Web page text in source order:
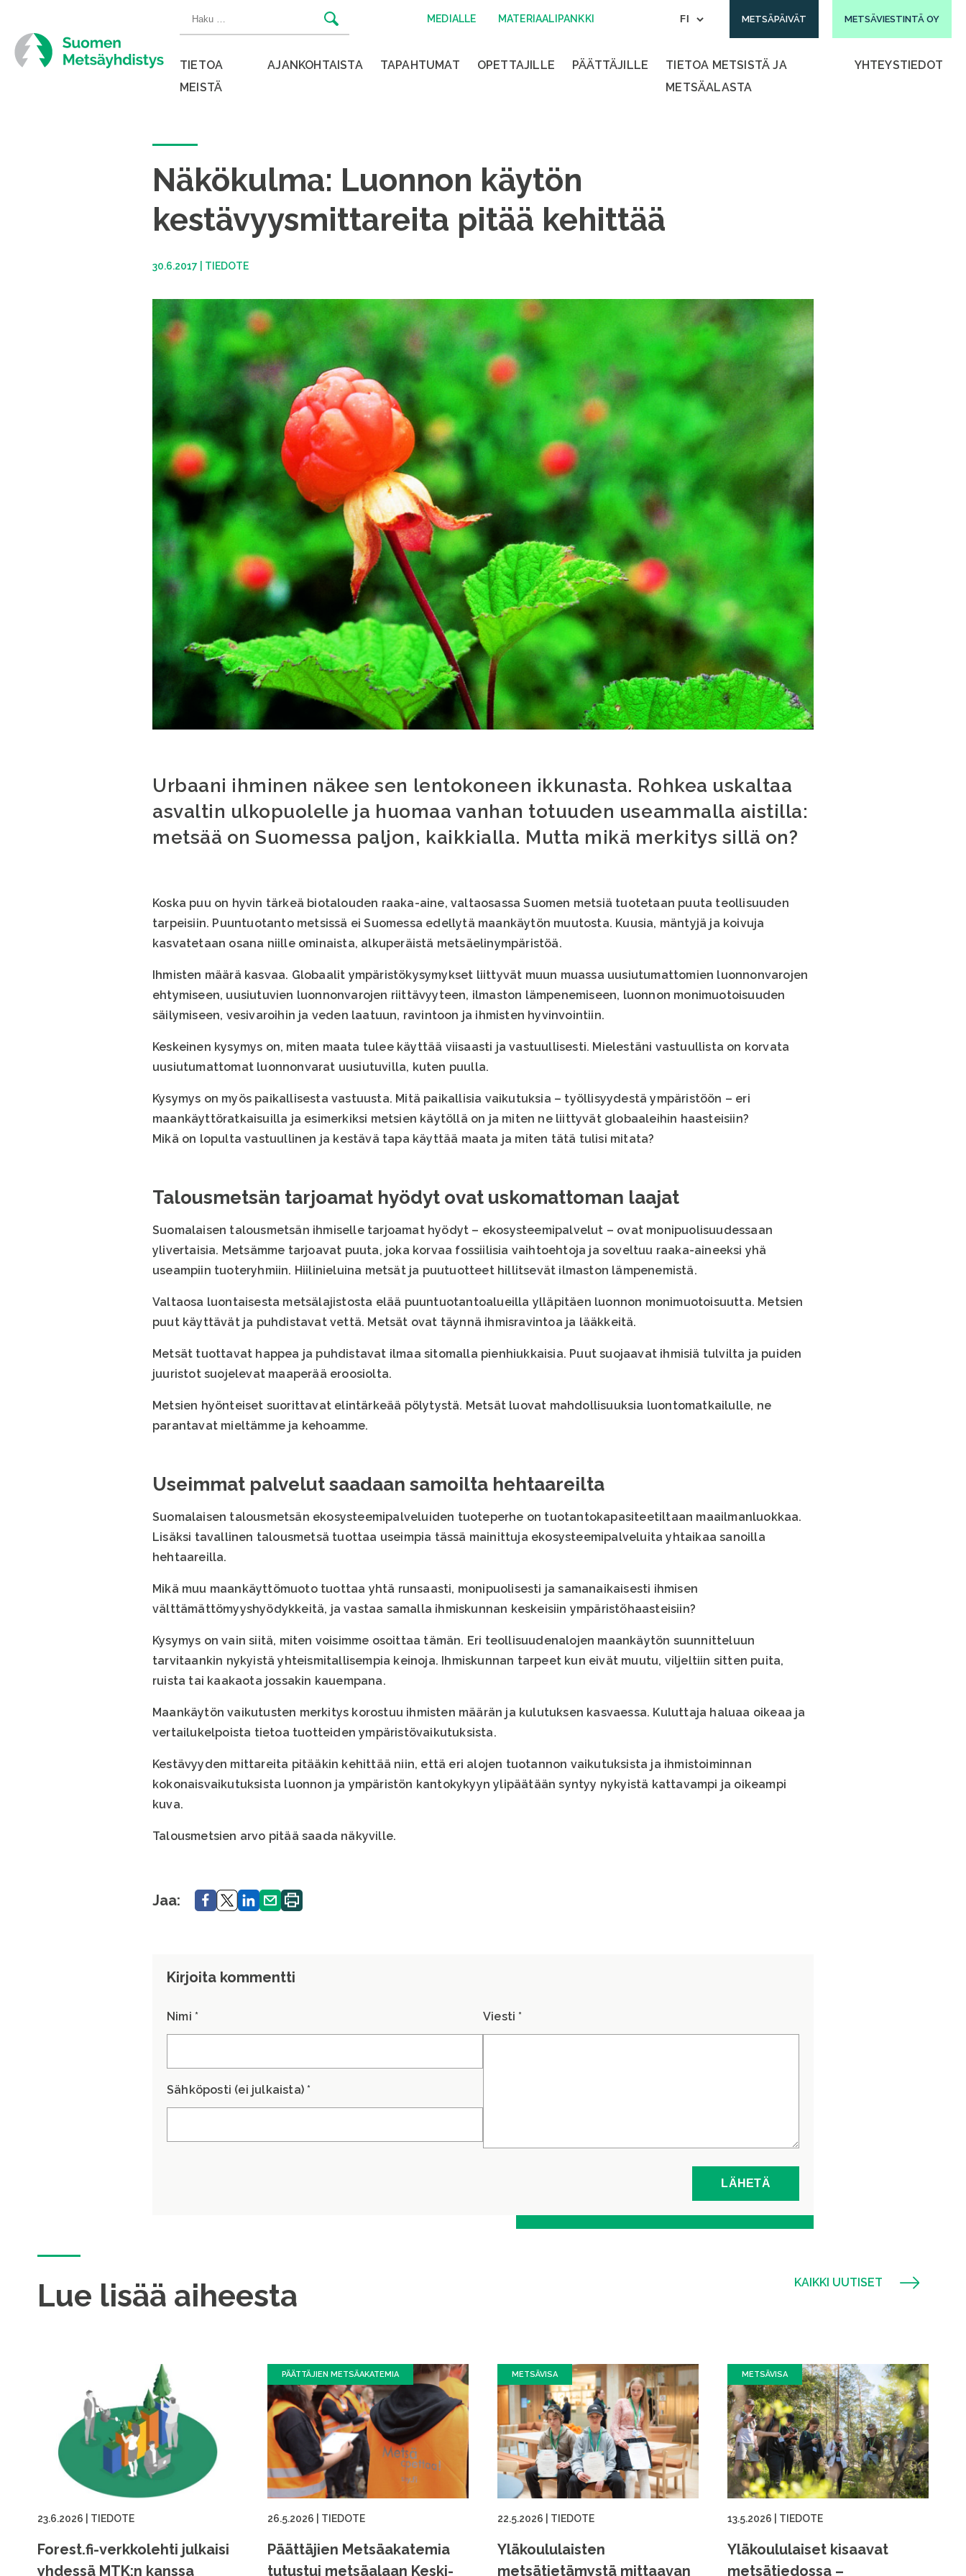
sisältöön
Haku: MEDIALLE MATERIAALIPANKKI METSÄPÄIVÄT METSÄVIESTINTÄ OY
TIETOA
MEISTÄ
AJANKOHTAISTA TAPAHTUMAT OPETTAJILLE PÄÄTTÄJILLE
TIETOA METSISTÄ JA
METSÄALASTA
YHTEYSTIEDOT
Näkökulma: Luonnon käytön
kestävyysmittareita pitää kehittää
30.6.2017 TIEDOTE
Urbaani ihminen näkee sen lentokoneen ikkunasta. Rohkea uskaltaa
asvaltin ulkopuolelle ja huomaa vanhan totuuden useammalla aistilla:
metsää on Suomessa paljon, kaikkialla. Mutta mikä merkitys sillä on?
Koska puu on hyvin tärkeä biotalouden raaka-aine, valtaosassa Suomen metsiä tuotetaan puuta teollisuuden
tarpeisiin. Puuntuotanto metsissä ei Suomessa edellytä maankäytön muutosta. Kuusia, mäntyjä ja koivuja
kasvatetaan osana niille ominaista, alkuperäistä metsäelinympäristöä.
Ihmisten määrä kasvaa. Globaalit ympäristökysymykset liittyvät muun muassa uusiutumattomien luonnonvarojen
ehtymiseen, uusiutuvien luonnonvarojen riittävyyteen, ilmaston lämpenemiseen, luonnon monimuotoisuuden
säilymiseen, vesivaroihin ja veden laatuun, ravintoon ja ihmisten hyvinvointiin.
Keskeinen kysymys on, miten maata tulee käyttää viisaasti ja vastuullisesti. Mielestäni vastuullista on korvata
uusiutumattomat luonnonvarat uusiutuvilla, kuten puulla.
Kysymys on myös paikallisesta vastuusta. Mitä paikallisia vaikutuksia – työllisyydestä ympäristöön – eri
maankäyttöratkaisuilla ja esimerkiksi metsien käytöllä on ja miten ne liittyvät globaaleihin haasteisiin?
Mikä on lopulta vastuullinen ja kestävä tapa käyttää maata ja miten tätä tulisi mitata?
Talousmetsän tarjoamat hyödyt ovat uskomattoman laajat
Suomalaisen talousmetsän ihmiselle tarjoamat hyödyt – ekosysteemipalvelut – ovat monipuolisuudessaan
ylivertaisia. Metsämme tarjoavat puuta, joka korvaa fossiilisia vaihtoehtoja ja soveltuu raaka-aineeksi yhä
useampiin tuoteryhmiin. Hiilinieluina metsät ja puutuotteet hillitsevät ilmaston lämpenemistä.
Valtaosa luontaisesta metsälajistosta elää puuntuotantoalueilla ylläpitäen luonnon monimuotoisuutta. Metsien
puut käyttävät ja puhdistavat vettä. Metsät ovat täynnä ihmisravintoa ja lääkkeitä.
Metsät tuottavat happea ja puhdistavat ilmaa sitomalla pienhiukkaisia. Puut suojaavat ihmisiä tulvilta ja puiden
juuristot suojelevat maaperää eroosiolta.
Metsien hyönteiset suorittavat elintärkeää pölytystä. Metsät luovat mahdollisuuksia luontomatkailulle, ne
parantavat mieltämme ja kehoamme.
Useimmat palvelut saadaan samoilta hehtaareilta
Suomalaisen talousmetsän ekosysteemipalveluiden tuoteperhe on tuotantokapasiteetiltaan maailmanluokkaa.
Lisäksi tavallinen talousmetsä tuottaa useimpia tässä mainittuja ekosysteemipalveluita yhtaikaa sanoilla
hehtaareilla.
Mikä muu maankäyttömuoto tuottaa yhtä runsaasti, monipuolisesti ja samanaikaisesti ihmisen
välttämättömyyshyödykkeitä, ja vastaa samalla ihmiskunnan keskeisiin ympäristöhaasteisiin?
Kysymys on vain siitä, miten voisimme osoittaa tämän. Eri teollisuudenalojen maankäytön suunnitteluun
tarvitaankin nykyistä yhteismitallisempia keinoja. Ihmiskunnan tarpeet kun eivät muutu, viljeltiin sitten puita,
ruista tai kaakaota jossakin kauempana.
Maankäytön vaikutusten merkitys korostuu ihmisten määrän ja kulutuksen kasvaessa. Kuluttaja haluaa oikeaa ja
vertailukelpoista tietoa tuotteiden ympäristövaikutuksista.
Kestävyyden mittareita pitääkin kehittää niin, että eri alojen tuotannon vaikutuksista ja ihmistoiminnan
kokonaisvaikutuksista luonnon ja ympäristön kantokykyyn ylipäätään syntyy nykyistä kattavampi ja oikeampi
kuva.
Talousmetsien arvo pitää saada näkyville.
Jaa: Jaa. Jaa.Jaa. Jaa. Tulosta
sivu.
Kirjoita kommentti
Nimi *
Sähköposti (ei julkaista) *
Viesti *
Lue lisää aiheesta
23.6.2026 TIEDOTE
Forest.fi-verkkolehti julkaisi
yhdessä MTK:n kanssa
PÄÄTTÄJIEN METSÄAKATEMIA
26.5.2026 TIEDOTE
Päättäjien Metsäakatemia
tutustui metsäalaan Keski-
METSÄVISA
22.5.2026 TIEDOTE
Yläkoululaisten
metsätietämystä mittaavan
METSÄVISA
13.5.2026 TIEDOTE
Yläkoululaiset kisaavat
metsätiedossa –
KAIKKI UUTISET